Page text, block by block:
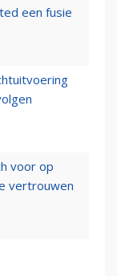
een fusie
voor op
vertrouwen